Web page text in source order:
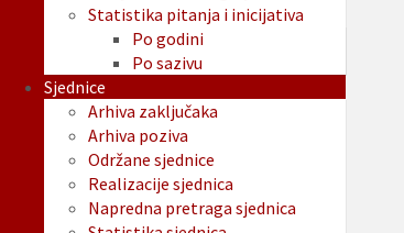
Statistika pitanja i inicijativa
Po godini
Po sazivu
Sjednice
Arhiva zaključaka
Arhiva poziva
Održane sjednice
Realizacije sjednica
Napredna pretraga sjednica